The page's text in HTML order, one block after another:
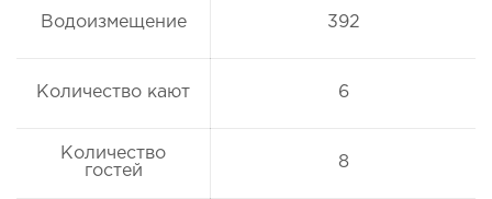
Водоизмещение 392
Количество кают 6
Количество
гостей
8